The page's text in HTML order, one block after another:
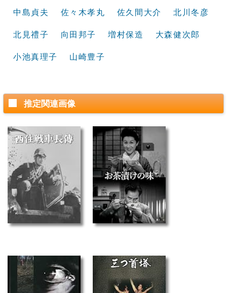
中島貞夫 佐々木孝丸 佐久間大介 北川冬彦
北見禮子 向田邦子 増村保造 大森健次郎
小池真理子 山崎豊子
推定関連画像